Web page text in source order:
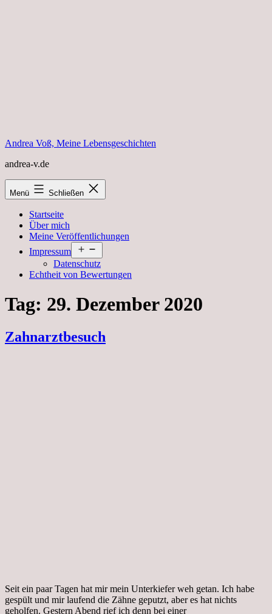
Andrea Voß, Meine Lebensgeschichten
andrea-v.de
Menü Schließen
Startseite
Über mich
Meine Veröffentlichungen
Impressum
öffnen
Datenschutz
Echtheit von Bewertungen
Tag: 29. Dezember 2020
Zahnarztbesuch
Seit ein paar Tagen hat mir mein Unterkiefer weh getan. Ich habe
gespült und mir laufend die Zähne geputzt, aber es hat nichts
geholfen. Gestern Abend rief ich denn bei einer